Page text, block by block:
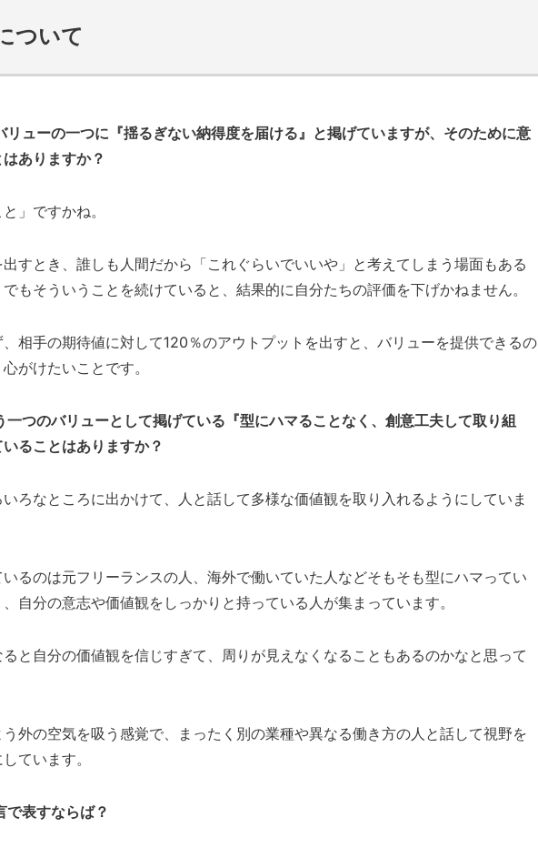
ついて
リューの一つに『揺るぎない納得度を届ける』と掲げていますが、そのために意
ありますか？
」ですかね。
すとき、誰しも人間だから「これぐらいでいいや」と考えてしまう場面もある
もそういうことを続けていると、結果的に自分たちの評価を下げかねません。
相手の期待値に対して120％のアウトプットを出すと、バリューを提供できるの
がけたいことです。
一つのバリューとして掲げている『型にハマることなく、創意工夫して取り組
ることはありますか？
ろなところに出かけて、人と話して多様な価値観を取り入れるようにしていま
るのは元フリーランスの人、海外で働いていた人などそもそも型にハマってい
自分の意志や価値観をしっかりと持っている人が集まっています。
と自分の価値観を信じすぎて、周りが見えなくなることもあるのかなと思って
外の空気を吸う感覚で、まったく別の業種や異なる働き方の人と話して視野を
ています。
で表すならば？